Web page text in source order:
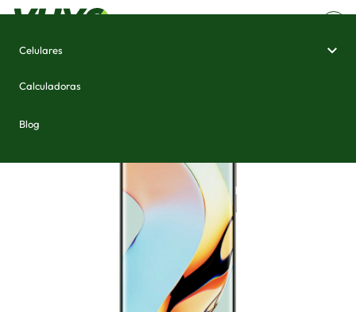
Celulares
Calculadoras
Blog